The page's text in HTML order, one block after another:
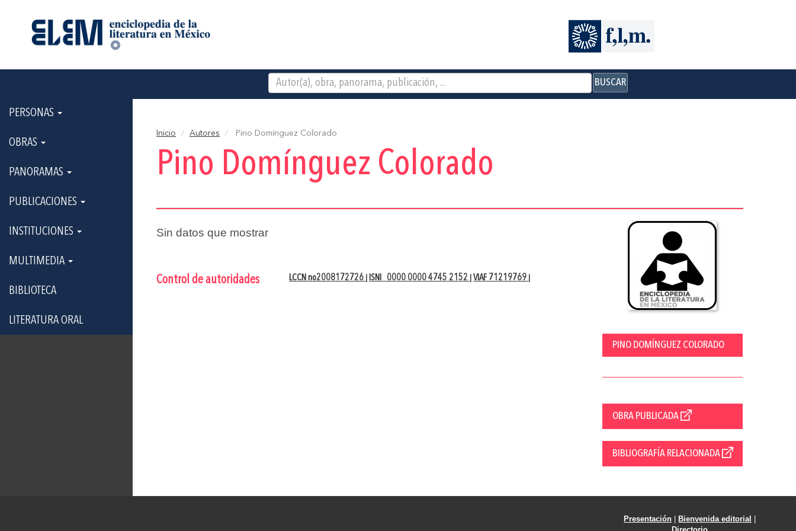
BUSCAR
PERSONAS
OBRAS
PANORAMAS
PUBLICACIONES
INSTITUCIONES
MULTIMEDIA
BIBLIOTECA
LITERATURA ORAL
Inicio Autores Pino Domínguez Colorado
Pino Domínguez Colorado
PINO DOMÍNGUEZ COLORADO
OBRA PUBLICADA
BIBLIOGRAFÍA RELACIONADA
Sin datos que mostrar
Control de autoridades LCCN no2008172726 ISNI 0000 0000 4745 2152 |VIAF 71219769
Presentación Bienvenida editorial